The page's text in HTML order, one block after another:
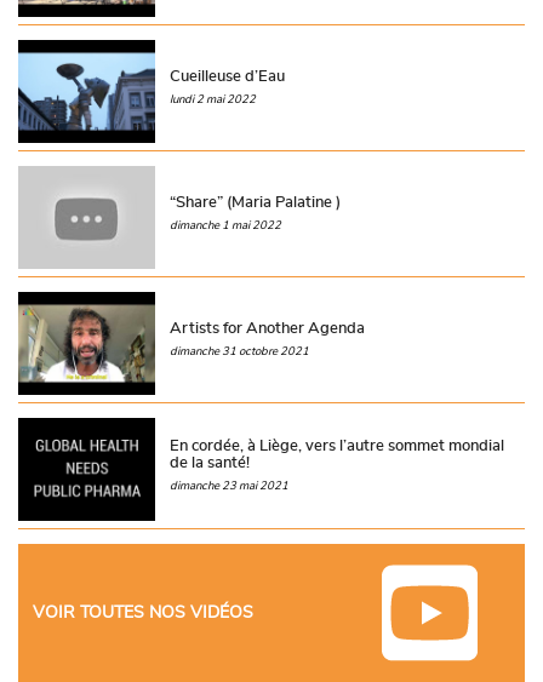
Cueilleuse d’Eau
lundi 2 mai 2022
“Share” (Maria Palatine )
dimanche 1 mai 2022
Artists for Another Agenda
dimanche 31 octobre 2021
En cordée, à Liège, vers l’autre sommet mondial
de la santé!
dimanche 23 mai 2021
VOIR TOUTES NOS VIDÉOS